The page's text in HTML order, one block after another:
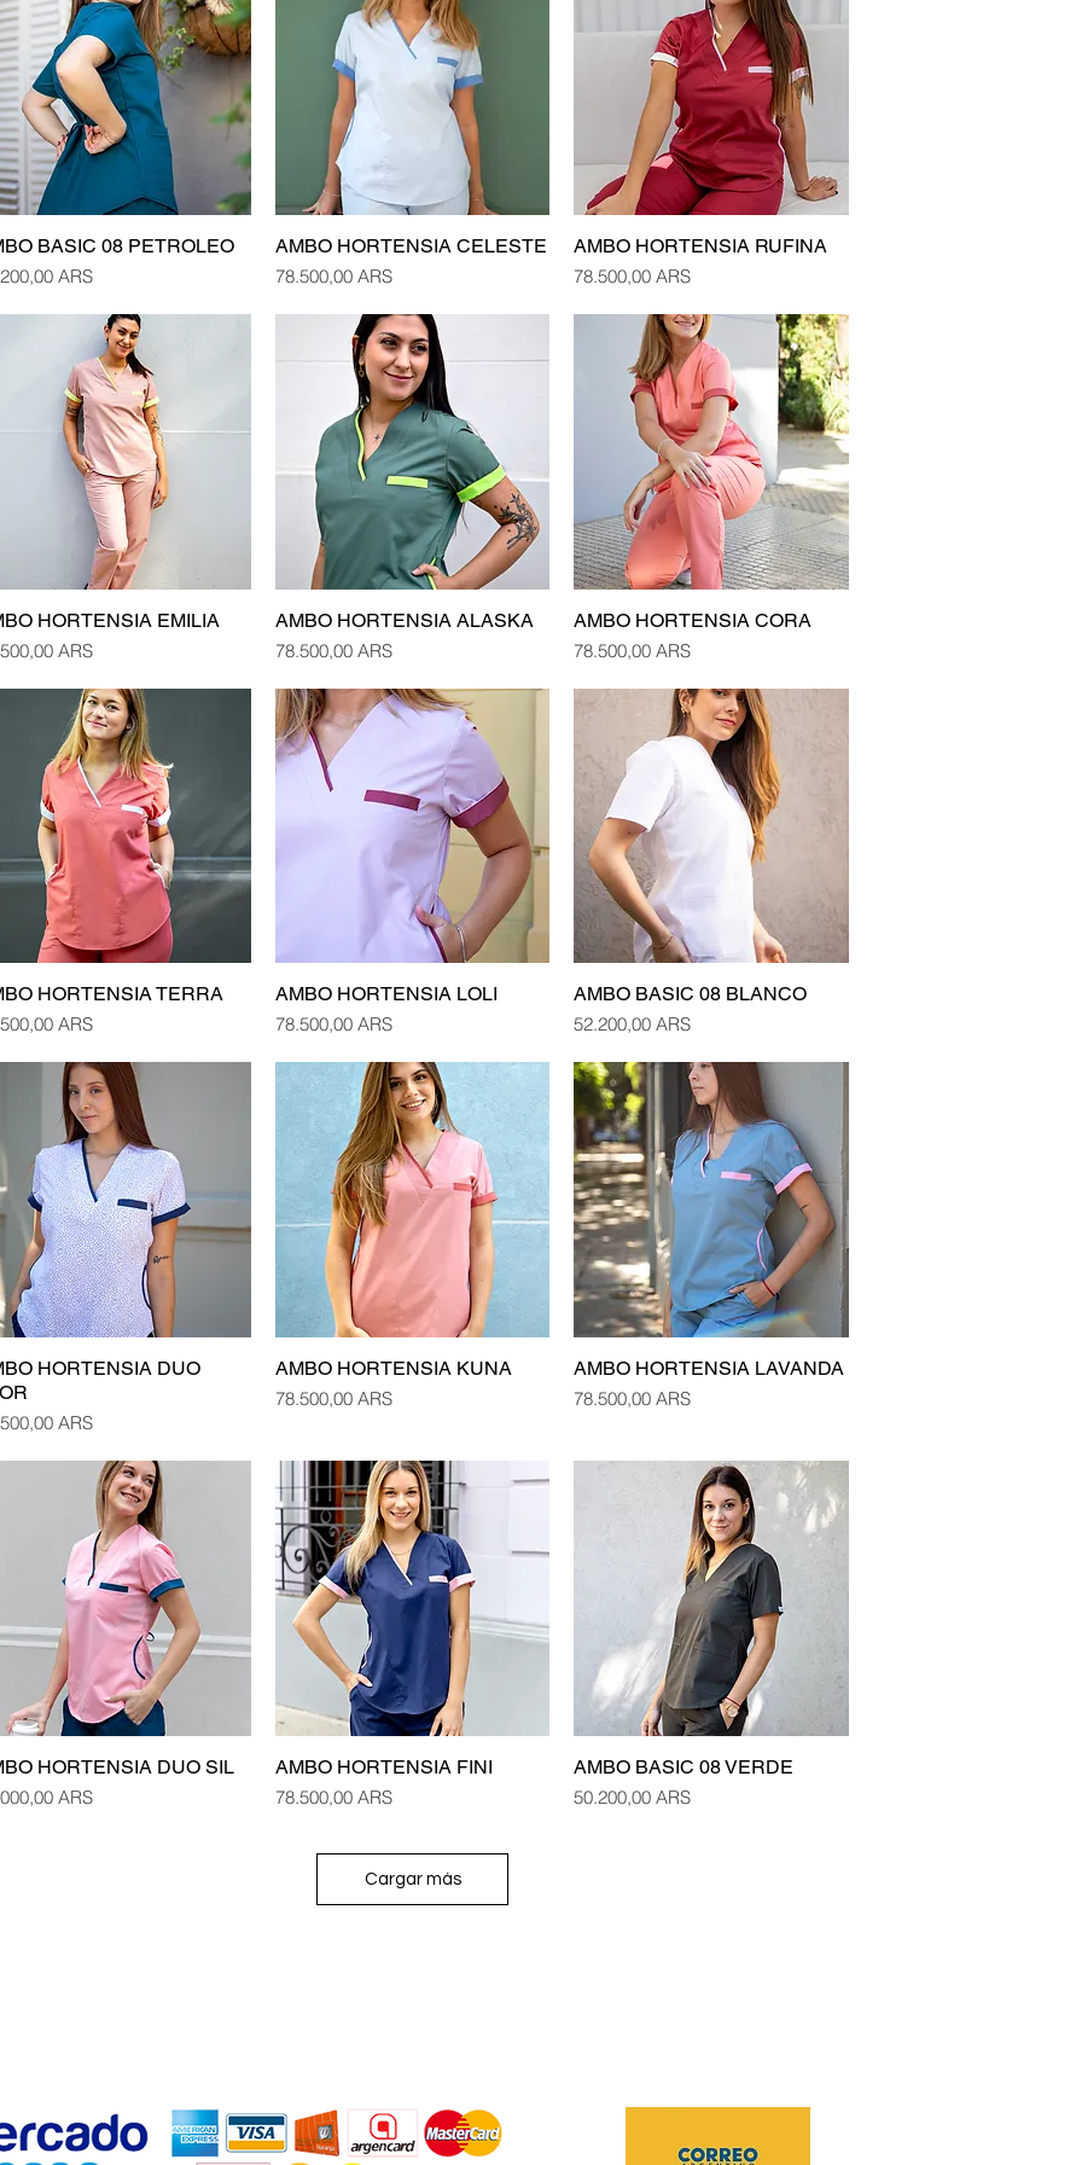
Vista rápida
BASIC 08 PETROLEO
ARS
Vista rápida
AMBO HORTENSIA CELESTE
Precio
78.500,00 ARS
Vista rápida
AMBO HORTENSIA RUFINA
Precio
78.500,00 ARS
Vista rápida
HORTENSIA EMILIA
ARS
Vista rápida
AMBO HORTENSIA ALASKA
Precio
78.500,00 ARS
Vista rápida
AMBO HORTENSIA CORA
Precio
78.500,00 ARS
Vista rápida
HORTENSIA TERRA
ARS
Vista rápida
AMBO HORTENSIA LOLI
Precio
78.500,00 ARS
Vista rápida
AMBO BASIC 08 BLANCO
Precio
52.200,00 ARS
Vista rápida
HORTENSIA DUO
ARS
Vista rápida
AMBO HORTENSIA KUNA
Precio
78.500,00 ARS
Vista rápida
AMBO HORTENSIA LAVANDA
Precio
78.500,00 ARS
Vista rápida
HORTENSIA DUO SIL
ARS
Vista rápida
AMBO HORTENSIA FINI
Precio
78.500,00 ARS
Vista rápida
AMBO BASIC 08 VERDE
Precio
50.200,00 ARS
Cargar más